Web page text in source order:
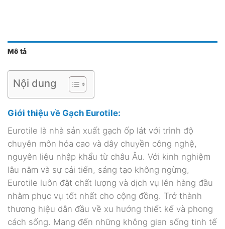
Mô tả
Nội dung
Giới thiệu về Gạch Eurotile:
Eurotile là nhà sản xuất gạch ốp lát với trình độ
chuyên môn hóa cao và dây chuyền công nghệ,
nguyên liệu nhập khẩu từ châu Âu. Với kinh nghiệm
lâu năm và sự cải tiến, sáng tạo không ngừng,
Eurotile luôn đặt chất lượng và dịch vụ lên hàng đầu
nhằm phục vụ tốt nhất cho cộng đồng. Trở thành
thương hiệu dẫn đầu về xu hướng thiết kế và phong
cách sống. Mang đến những không gian sống tinh tế